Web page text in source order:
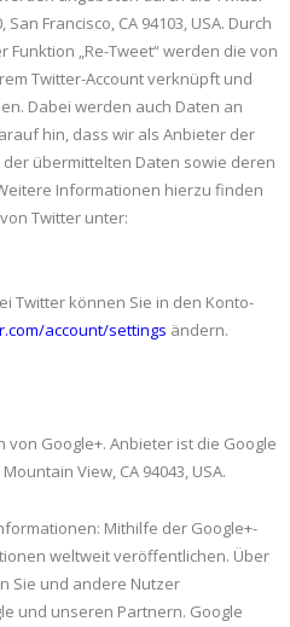
Francisco, CA 94103, USA. Durch
„Re-Tweet“ werden die von
Twitter-Account verknüpft und
Dabei werden auch Daten an
hin, dass wir als Anbieter der
übermittelten Daten sowie deren
Informationen hierzu finden
Twitter unter:
Twitter können Sie in den Konto-
account/settings ändern.
Google+. Anbieter ist die Google
View, CA 94043, USA.
Mithilfe der Google+-
weltweit veröffentlichen. Über
Sie und andere Nutzer
und unseren Partnern. Google